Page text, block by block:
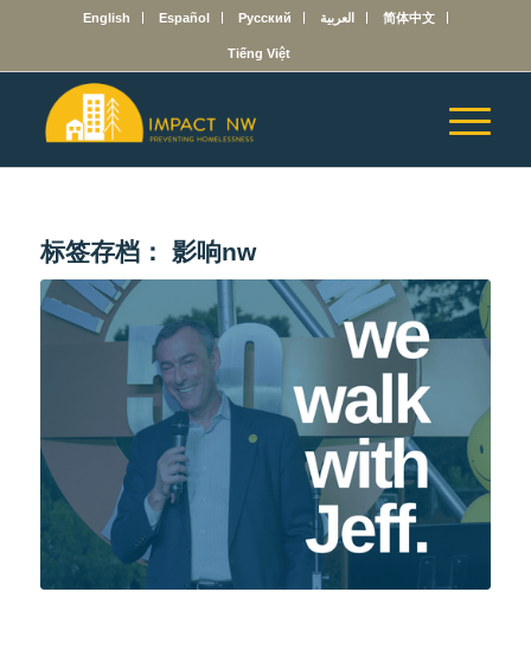
English Español Русский العربية 简体中文
Tiếng Việt
标签存档： 影响nw